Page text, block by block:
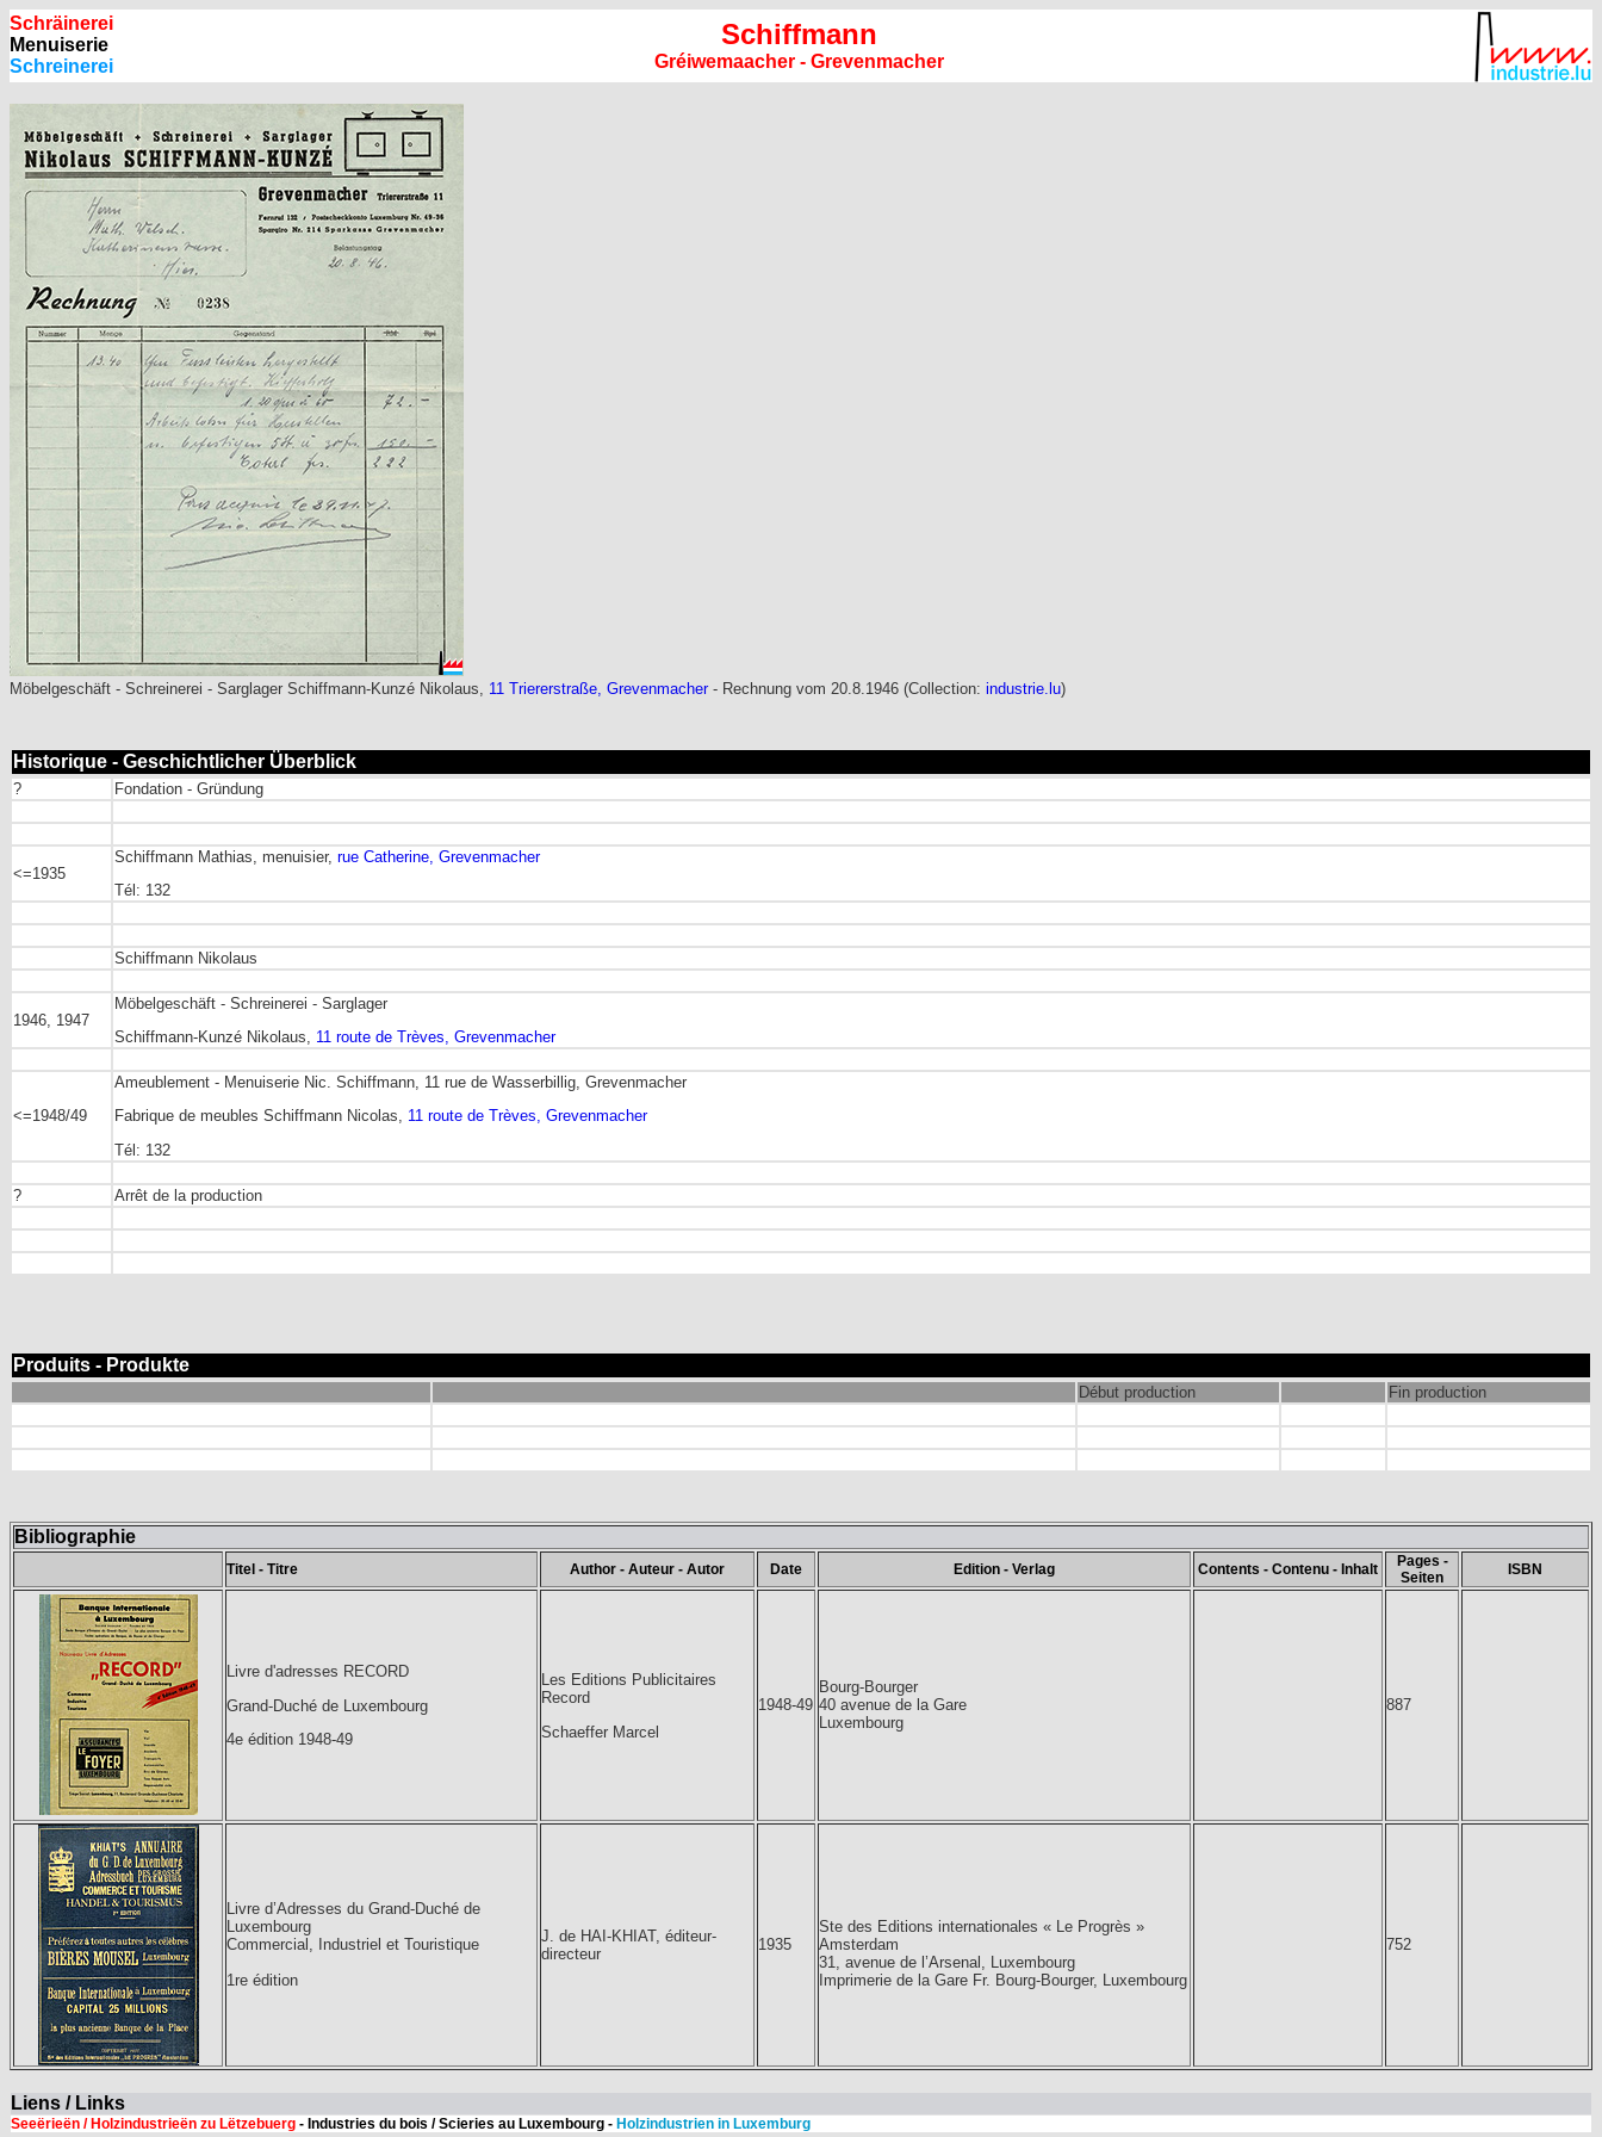
Schräinerei
Menuiserie
Schreinerei
Schiffmann
Gréiwemaacher - Grevenmacher
Möbelgeschäft - Schreinerei - Sarglager Schiffmann-Kunzé Nikolaus, 11 Triererstraße, Grevenmacher- Rechnung vom 20.8.1946 (Collection: industrie.lu)
Historique - Geschichtlicher Überblick
? Fondation - Gründung
<=1935
Schiffmann Mathias, menuisier, rue Catherine, Grevenmacher
Tél: 132
Schiffmann Nikolaus
1946, 1947
Möbelgeschäft - Schreinerei - Sarglager
Schiffmann-Kunzé Nikolaus, 11 route de Trèves, Grevenmacher
<=1948/49
Ameublement - Menuiserie Nic. Schiffmann, 11 rue de Wasserbillig, Grevenmacher
Fabrique de meubles Schiffmann Nicolas, 11 route de Trèves, Grevenmacher
Tél: 132
? Arrêt de la production
Produits - Produkte
Début production Fin production
Bibliographie
Titel - Titre Author - Auteur - Autor Date Edition - Verlag Contents - Contenu - Inhalt
Pages -
Seiten
ISBN
Livre d'adresses RECORD
Grand-Duché de Luxembourg
4e édition 1948-49
Les Editions Publicitaires
Record
Schaeffer Marcel
1948-49
Bourg-Bourger
40 avenue de la Gare
Luxembourg
887
Livre d’Adresses du Grand-Duché de
Luxembourg
Commercial, Industriel et Touristique
1re édition
J. de HAI-KHIAT, éditeur-
directeur
1935
Ste des Editions internationales « Le Progrès »
Amsterdam
31, avenue de l’Arsenal, Luxembourg
Imprimerie de la Gare Fr. Bourg-Bourger, Luxembourg
752
Liens / Links
Seeërieën / Holzindustrieën zu Lëtzebuerg - Industries du bois / Scieries au Luxembourg - Holzindustrien in Luxemburg